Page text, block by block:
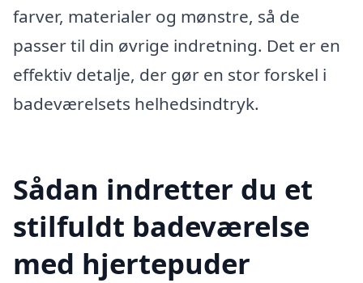
farver, materialer og mønstre, så de
passer til din øvrige indretning. Det er en
effektiv detalje, der gør en stor forskel i
badeværelsets helhedsindtryk.
Sådan indretter du et
stilfuldt badeværelse
med hjertepuder